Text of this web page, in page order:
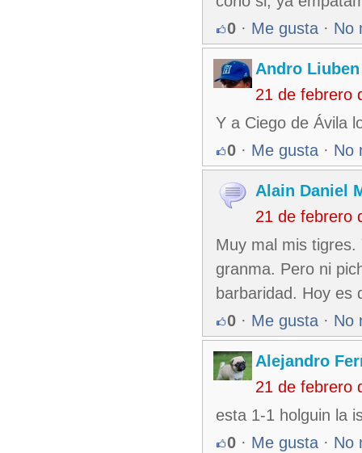
0 · Me gusta · No
Andro Liuben
21 de febrero
Y a Ciego de Ávila
0 · Me gusta · No
Alain Daniel
21 de febrero
Muy mal mis
granma. Pero ni
barbaridad. Hoy es
0 · Me gusta · No
Alejandro
21 de febrero
esta 1-1 holguin la
0 · Me gusta · No